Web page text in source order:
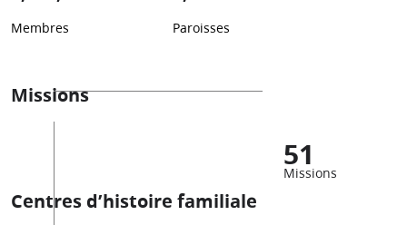
Membres Paroisses
Missions
51
Missions
Centres d’histoire familiale